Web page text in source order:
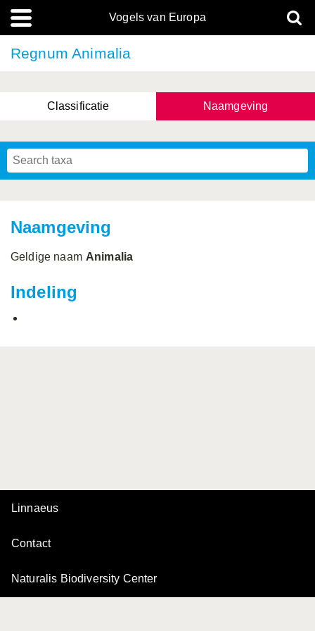
Vogels van Europa
Regnum Animalia
Classificatie Naamgeving
Naamgeving
Geldige naam Animalia
Indeling
Linnaeus
Contact
Naturalis Biodiversity Center